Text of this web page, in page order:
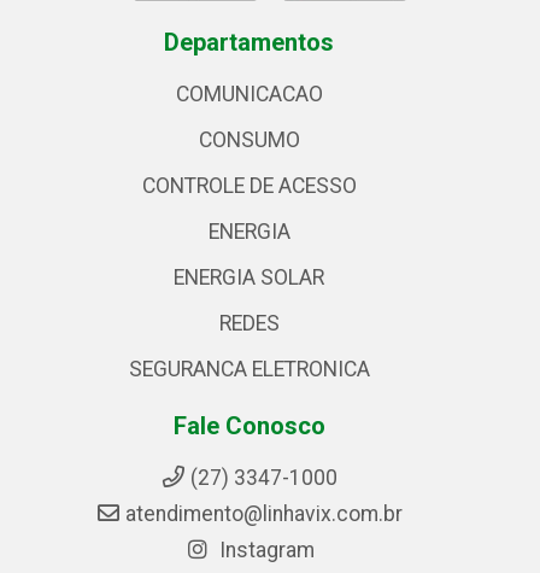
Departamentos
COMUNICACAO
CONSUMO
CONTROLE DE ACESSO
ENERGIA
ENERGIA SOLAR
REDES
SEGURANCA ELETRONICA
Fale Conosco
(27) 3347-1000
atendimento@linhavix.com.br
Instagram